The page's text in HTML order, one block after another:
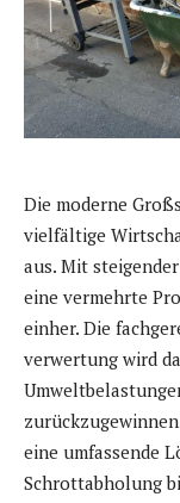
Die moderne
vielfältige
aus. Mit
eine vermehrte
einher. Die
verwertung wird
eine umfassende
Schrottabholung